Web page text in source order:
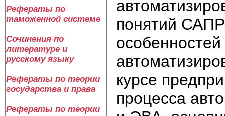
Рефераты по
таможенной системе
Сочинения по
литературе и
русскому языку
Рефераты по теории
государства и права
Рефераты по теории
понятий
курсе
процесса